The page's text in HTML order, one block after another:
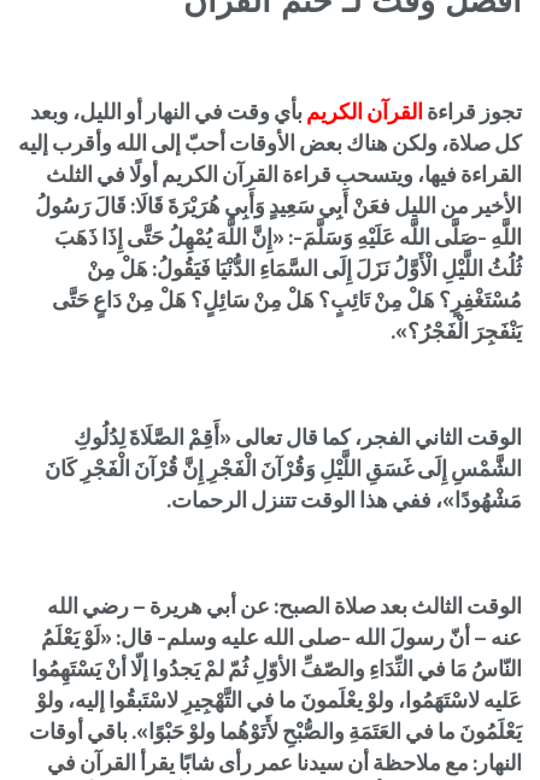
تجوز قراءة القرآن الكريمبأي وقت في النهار أو الليل، وبعد
كل صلاة، ولكن هناك بعض الأوقات أحبّ إلى الله وأقرب إليه
القراءة فيها، ويتسحب قراءة القرآن الكريم أولًا في الثلث
الأخير من الليل فعَنْ أَبِي سَعِيدٍ وَأَبِي هُرَيْرَةَ قَالَا: قَالَ رَسُولُ
اللَّهِ -صَلَّى اللَّه عَلَيْهِ وَسَلَّمَ-: «إِنَّ اللَّهَ يُمْهِلُ حَتَّى إِذَا ذَهَبَ
ثُلُثُ اللَّيْلِ الْأَوَّلُ نَزَلَ إِلَى السَّمَاءِ الدُّنْيَا فَيَقُولُ: هَلْ مِنْ
مُسْتَغْفِرٍ؟ هَلْ مِنْ تَائِبٍ؟ هَلْ مِنْ سَائِلٍ؟ هَلْ مِنْ دَاعٍ حَتَّى
يَنْفَجِرَ الْفَجْرُ؟».
الوقت الثاني الفجر، كما قال تعالى «أَقِمْ الصَّلَاةَ لِدُلُوكِ
الشَّمْسِ إِلَى غَسَقِ اللَّيْلِ وَقُرْآنَ الْفَجْرِ إِنَّ قُرْآنَ الْفَجْرِ كَانَ
مَشْهُودًا»، ففي هذا الوقت تتنزل الرحمات.
الوقت الثالث بعد صلاة الصبح: عن أبي هريرة – رضي الله
عنه – أنّ رسولَ الله -صلى الله عليه وسلم- قال: «لَوْ يَعْلَمُ
النّاسُ مَا في النِّدَاءِ والصّفِّ الأوّلِ ثُمّ لمْ يَجدُوا إلّا أنْ يَسْتَهِمُوا
عَليه لاسْتَهَمُوا، ولوْ يعْلَمونَ ما في التَّهْجِيرِ لاسْتَبقُوا إليه، ولوْ
يَعْلَمُونَ ما في العَتَمَةِ والصُّبْحِ لأَتَوْهُما ولوْ حَبْوًا». باقي أوقات
النهار: مع ملاحظة أن سيدنا عمر رأى شابًا يقرأ القرآن في